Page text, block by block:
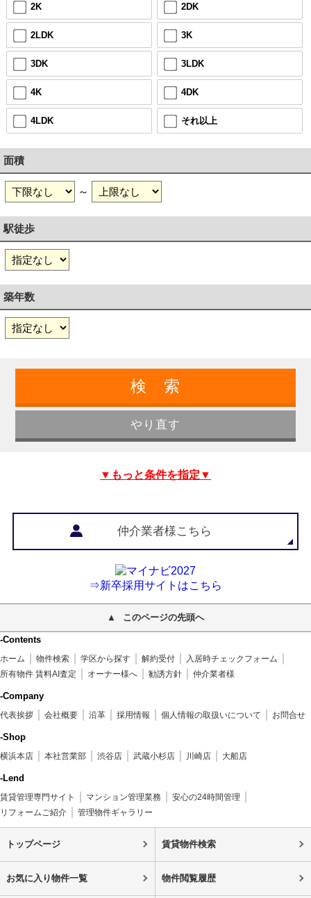
2K 2DK
2LDK 3K
3DK 3LDK
4K 4DK
4LDK それ以上
面積
～
駅徒歩
築年数
▼もっと条件を指定▼
仲介業者様こちら
⇒新卒採用サイトはこちら
このページの先頭へ
-Contents
ホーム 物件検索 学区から探す 解約受付
入居時チェックフォーム
所有物件 賃料AI査定
オーナー様へ 勧誘方針 仲介業者様
-Company
代表挨拶 会社概要 沿革 採用情報 個人情報の取扱いについて お問合せ
-Shop
横浜本店 本社営業部 渋谷店 武蔵小杉店 川崎店 大船店
-Lend
賃貸管理専門サイト マンション管理業務
安心の24時間管理
リフォームご紹介
管理物件ギャラリー
トップページ 賃貸物件検索
お気に入り物件一覧 物件閲覧履歴